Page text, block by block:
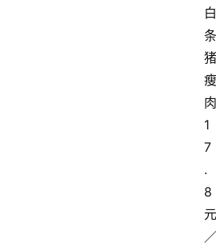
白
条
猪
瘦
肉
1
7
.
8
元
／